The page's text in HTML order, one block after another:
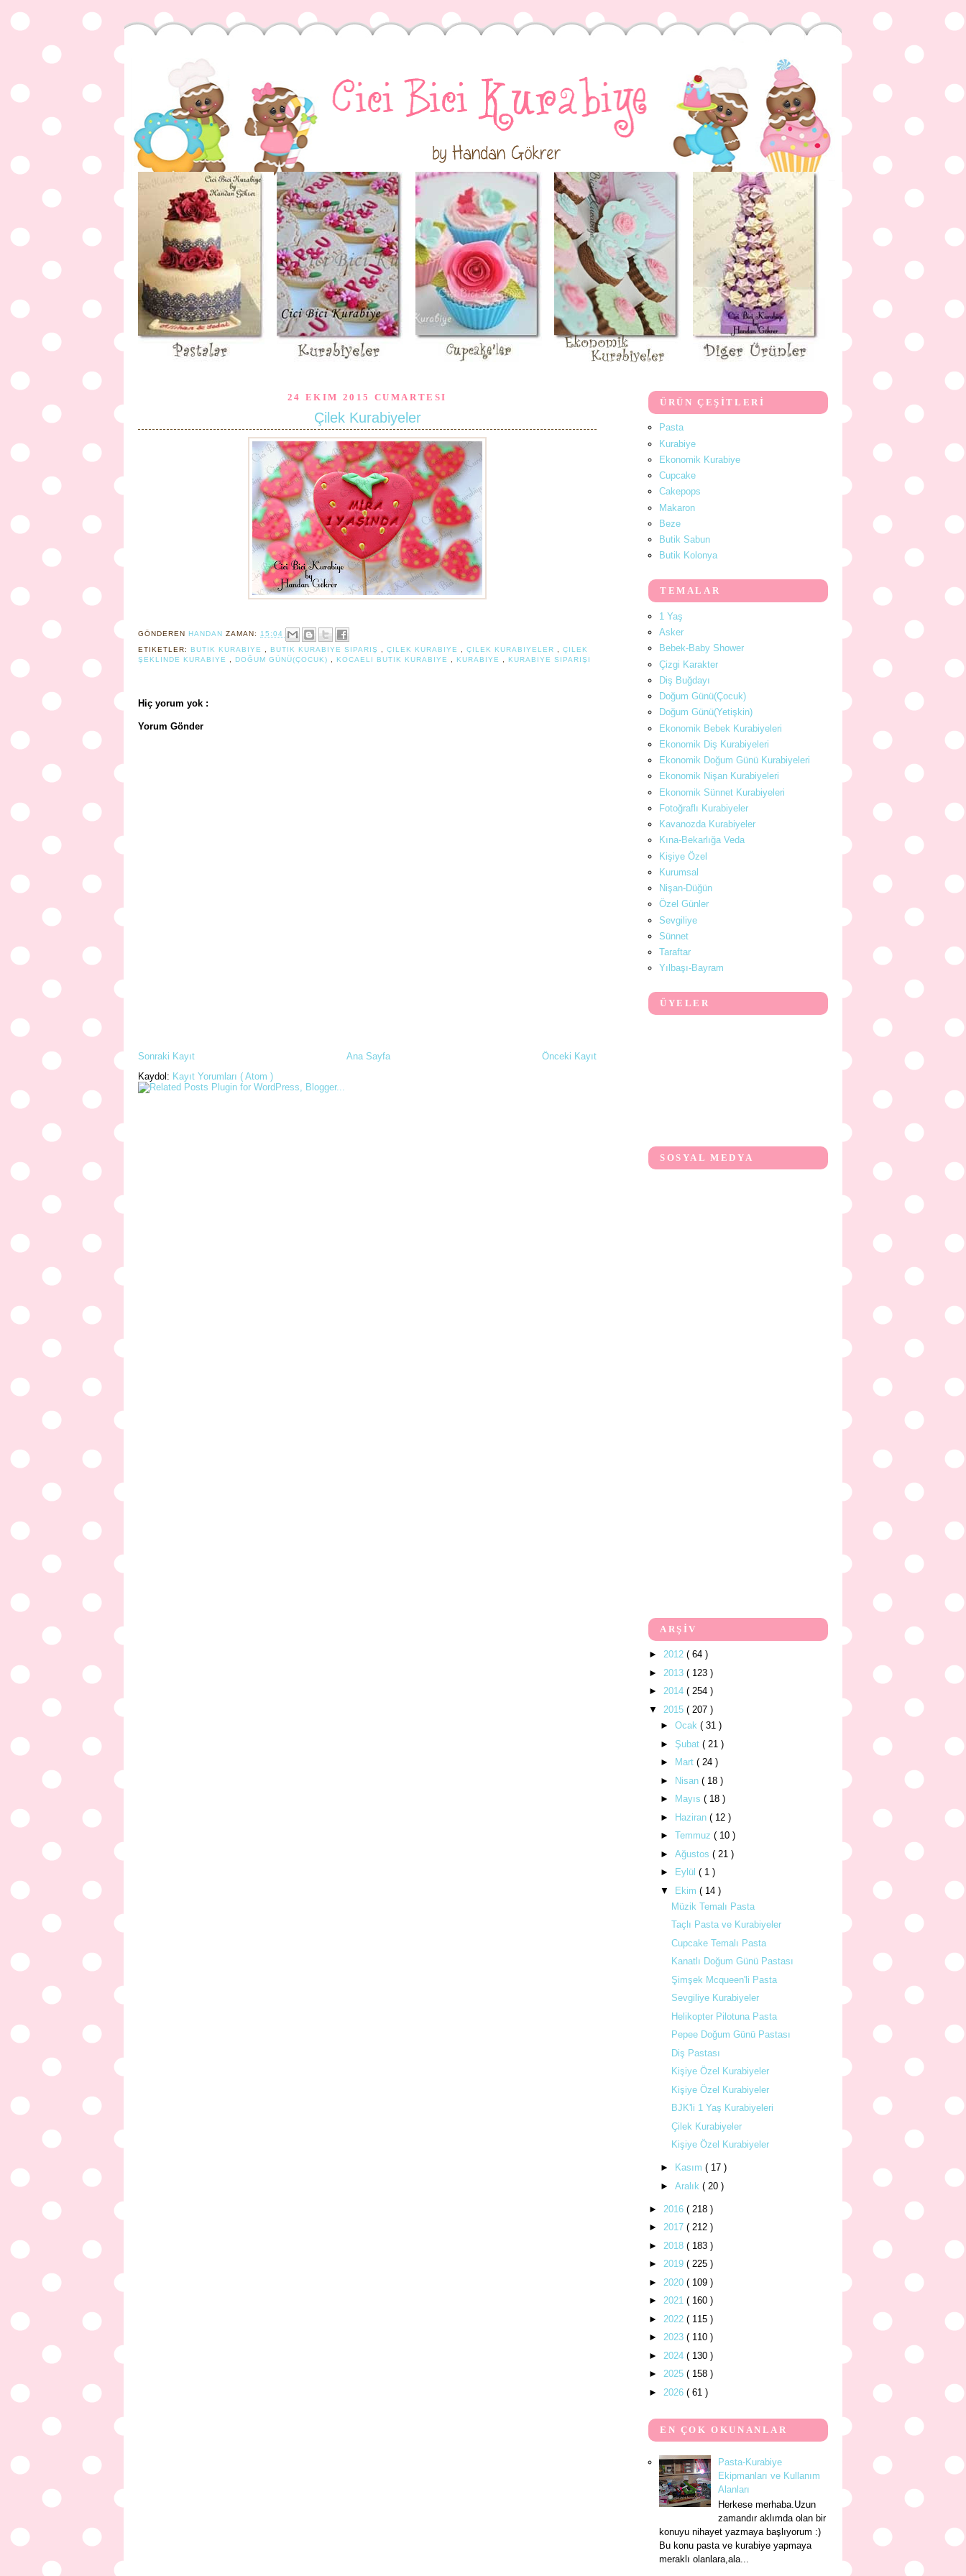
24 EKIM 2015 CUMARTESI
Çilek Kurabiyeler
GÖNDEREN HANDAN ZAMAN: 15:04
ETIKETLER: BUTIK KURABIYE BUTIK KURABIYE SIPARIŞ ÇILEK KURABIYE ÇILEK KURABIYELER
ÇILEK
ŞEKLINDE KURABIYE
DOĞUM GÜNÜ(ÇOCUK) KOCAELI BUTIK KURABIYE KURABIYE KURABIYE SIPARIŞI
Hiç yorum yok :
Yorum Gönder
Sonraki Kayıt Önceki Kayıt
Ana Sayfa
Kaydol: Kayıt Yorumları ( Atom )
ÜRÜN ÇEŞİTLERİ
Pasta
Kurabiye
Ekonomik Kurabiye
Cupcake
Cakepops
Makaron
Beze
Butik Sabun
Butik Kolonya
TEMALAR
1 Yaş
Asker
Bebek-Baby Shower
Çizgi Karakter
Diş Buğdayı
Doğum Günü(Çocuk)
Doğum Günü(Yetişkin)
Ekonomik Bebek Kurabiyeleri
Ekonomik Diş Kurabiyeleri
Ekonomik Doğum Günü Kurabiyeleri
Ekonomik Nişan Kurabiyeleri
Ekonomik Sünnet Kurabiyeleri
Fotoğraflı Kurabiyeler
Kavanozda Kurabiyeler
Kına-Bekarlığa Veda
Kişiye Özel
Kurumsal
Nişan-Düğün
Özel Günler
Sevgiliye
Sünnet
Taraftar
Yılbaşı-Bayram
ÜYELER
SOSYAL MEDYA
ARŞİV
► 2012 ( 64 )
► 2013 ( 123 )
► 2014 ( 254 )
▼ 2015 ( 207 )
► Ocak ( 31 )
► Şubat ( 21 )
►
Mart ( 24 )
► Nisan ( 18 )
►
Mayıs ( 18 )
► Haziran ( 12 )
► Temmuz ( 10 )
► Ağustos ( 21 )
►
Eylül ( 1 )
▼ Ekim ( 14 )
Müzik Temalı Pasta
Taçlı Pasta ve Kurabiyeler
Cupcake Temalı Pasta
Kanatlı Doğum Günü Pastası
Şimşek Mcqueen'li Pasta
Sevgiliye Kurabiyeler
Helikopter Pilotuna Pasta
Pepee Doğum Günü Pastası
Diş Pastası
Kişiye Özel Kurabiyeler
Kişiye Özel Kurabiyeler
BJK'li 1 Yaş Kurabiyeleri
Çilek Kurabiyeler
Kişiye Özel Kurabiyeler
► Kasım ( 17 )
► Aralık ( 20 )
► 2016 ( 218 )
► 2017 ( 212 )
► 2018 ( 183 )
► 2019 ( 225 )
► 2020 ( 109 )
► 2021 ( 160 )
► 2022 ( 115 )
► 2023 ( 110 )
► 2024 ( 130 )
► 2025 ( 158 )
► 2026 ( 61 )
EN ÇOK OKUNANLAR
Pasta-Kurabiye
Ekipmanları ve Kullanım
Alanları
Herkese merhaba.Uzun
zamandır aklımda olan bir
konuyu nihayet yazmaya başlıyorum :)
Bu konu pasta ve kurabiye yapmaya
meraklı olanlara,ala...